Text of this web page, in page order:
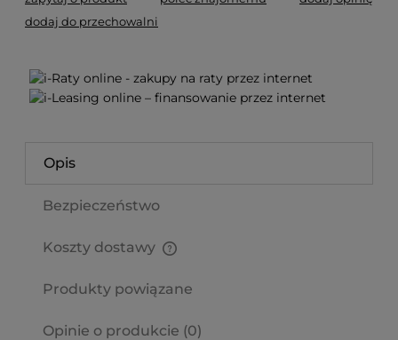
dodaj do przechowalni
Opis
Bezpieczeństwo
Koszty dostawy
Produkty powiązane
Opinie o produkcie (0)